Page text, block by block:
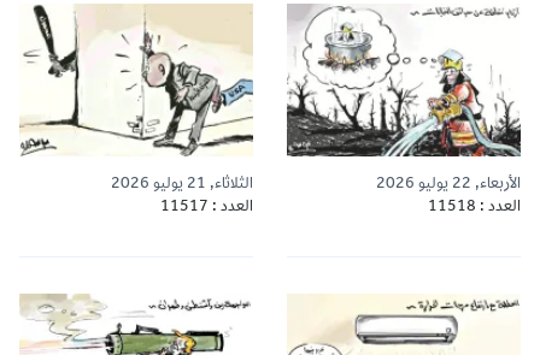
الأربعاء, 22 يوليو 2026
العدد : 11518
الثلاثاء, 21 يوليو 2026
العدد : 11517